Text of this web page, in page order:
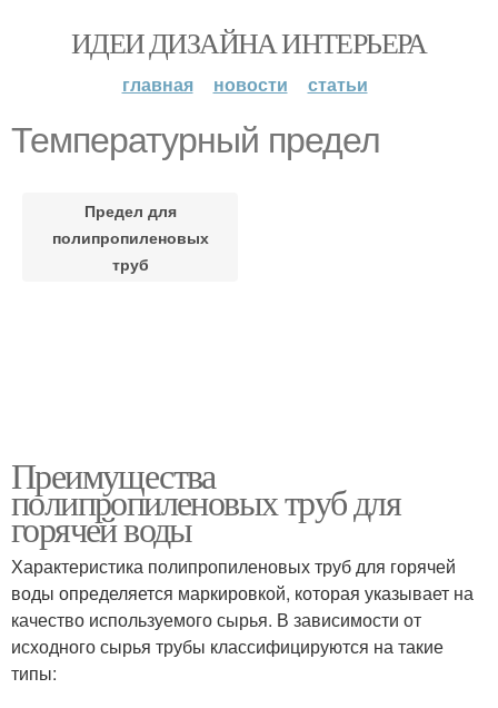
ИДЕИ ДИЗАЙНА ИНТЕРЬЕРА
главная новости статьи
Температурный предел
Предел для
полипропиленовых
труб
Преимущества
полипропиленовых труб для
горячей воды
Характеристика полипропиленовых труб для горячей
воды определяется маркировкой, которая указывает на
качество используемого сырья. В зависимости от
исходного сырья трубы классифицируются на такие
типы: